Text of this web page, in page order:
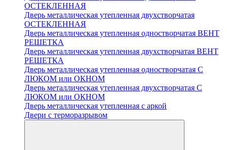
ОСТЕКЛЕННАЯ
Дверь металлическая утепленная двухстворчатая
ОСТЕКЛЕННАЯ
Дверь металлическая утепленная одностворчатая ВЕНТ
РЕШЕТКА
Дверь металлическая утепленная двухстворчатая ВЕНТ
РЕШЕТКА
Дверь металлическая утепленная одностворчатая С
ЛЮКОМ или ОКНОМ
Дверь металлическая утепленная двухстворчатая С
ЛЮКОМ или ОКНОМ
Дверь металлическая утепленная с аркой
Двери с терморазрывом